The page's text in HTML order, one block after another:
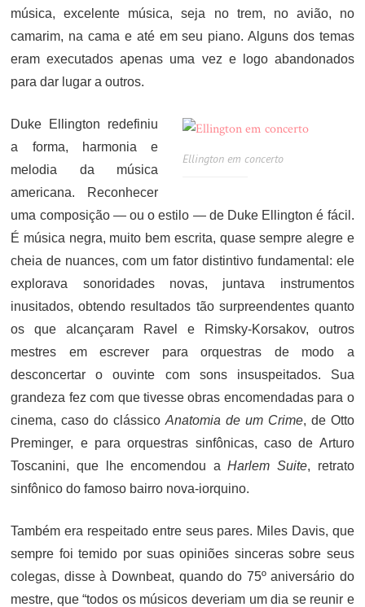
música, excelente música, seja no trem, no avião, no
camarim, na cama e até em seu piano. Alguns dos temas
eram executados apenas uma vez e logo abandonados
para dar lugar a outros.
Ellington em concerto
Duke Ellington redefiniu
a forma, harmonia e
melodia da música
americana. Reconhecer
uma composição — ou o estilo — de Duke Ellington é fácil.
É música negra, muito bem escrita, quase sempre alegre e
cheia de nuances, com um fator distintivo fundamental: ele
explorava sonoridades novas, juntava instrumentos
inusitados, obtendo resultados tão surpreendentes quanto
os que alcançaram Ravel e Rimsky-Korsakov, outros
mestres em escrever para orquestras de modo a
desconcertar o ouvinte com sons insuspeitados. Sua
grandeza fez com que tivesse obras encomendadas para o
cinema, caso do clássicoAnatomia de um Crime, de Otto
Preminger, e para orquestras sinfônicas, caso de Arturo
Toscanini, que lhe encomendou aHarlem Suite, retrato
sinfônico do famoso bairro nova-iorquino.
Também era respeitado entre seus pares. Miles Davis, que
sempre foi temido por suas opiniões sinceras sobre seus
colegas, disse à Downbeat, quando do 75º aniversário do
mestre, que “todos os músicos deveriam um dia se reunir e